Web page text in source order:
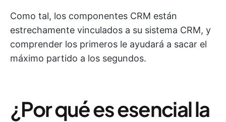
Como tal, los componentes CRM están
estrechamente vinculados a su sistema CRM, y
comprender los primeros le ayudará a sacar el
máximo partido a los segundos.
¿Por qué es esencial la